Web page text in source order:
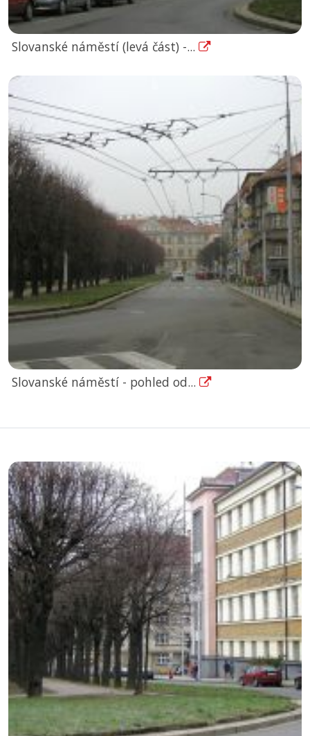
Slovanské náměstí (levá část) -...
Slovanské náměstí - pohled od...